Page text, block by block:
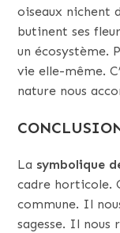
oiseaux nichent
butinent ses
un écosystème.
vie elle-même.
nature nous
La symbolique
cadre horticole.
commune. Il
sagesse. Il nous